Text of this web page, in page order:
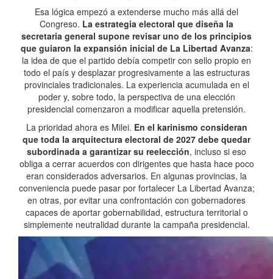
Esa lógica empezó a extenderse mucho más allá del
Congreso. La estrategia electoral que diseña la
secretaria general supone revisar uno de los principios
que guiaron la expansión inicial de La Libertad Avanza:
la idea de que el partido debía competir con sello propio en
todo el país y desplazar progresivamente a las estructuras
provinciales tradicionales. La experiencia acumulada en el
poder y, sobre todo, la perspectiva de una elección
presidencial comenzaron a modificar aquella pretensión.
La prioridad ahora es Milei. En el karinismo consideran
que toda la arquitectura electoral de 2027 debe quedar
subordinada a garantizar su reelección, incluso si eso
obliga a cerrar acuerdos con dirigentes que hasta hace poco
eran considerados adversarios. En algunas provincias, la
conveniencia puede pasar por fortalecer La Libertad Avanza;
en otras, por evitar una confrontación con gobernadores
capaces de aportar gobernabilidad, estructura territorial o
simplemente neutralidad durante la campaña presidencial.